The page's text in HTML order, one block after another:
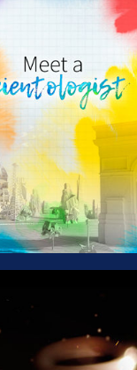
UTFORSKA SERIEN